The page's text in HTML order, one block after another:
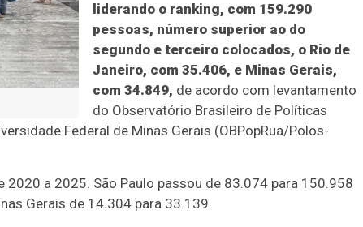
liderando o ranking, com 159.290
pessoas, número superior ao do
segundo e terceiro colocados, o Rio de
Janeiro, com 35.406, e Minas Gerais,
com 34.849, de acordo com levantamento
do Observatório Brasileiro de Políticas
Federal de Minas Gerais (OBPopRua/Polos-
a 2025. São Paulo passou de 83.074 para 150.958
Gerais de 14.304 para 33.139.